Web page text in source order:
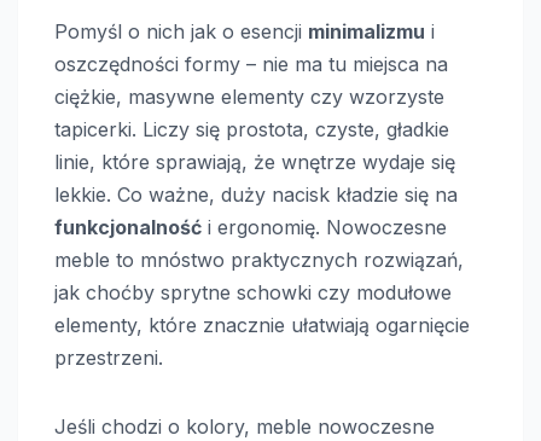
Pomyśl o nich jak o esencji minimalizmu i
oszczędności formy – nie ma tu miejsca na
ciężkie, masywne elementy czy wzorzyste
tapicerki. Liczy się prostota, czyste, gładkie
linie, które sprawiają, że wnętrze wydaje się
lekkie. Co ważne, duży nacisk kładzie się na
funkcjonalność i ergonomię. Nowoczesne
meble to mnóstwo praktycznych rozwiązań,
jak choćby sprytne schowki czy modułowe
elementy, które znacznie ułatwiają ogarnięcie
przestrzeni.
Jeśli chodzi o kolory, meble nowoczesne